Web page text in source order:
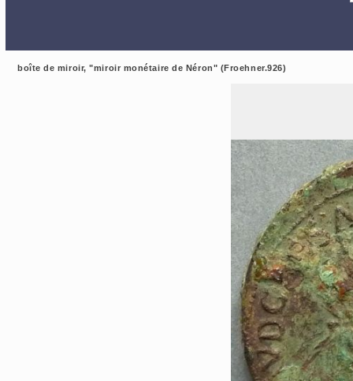
boîte de miroir, "miroir monétaire de Néron" (Froehner.926)